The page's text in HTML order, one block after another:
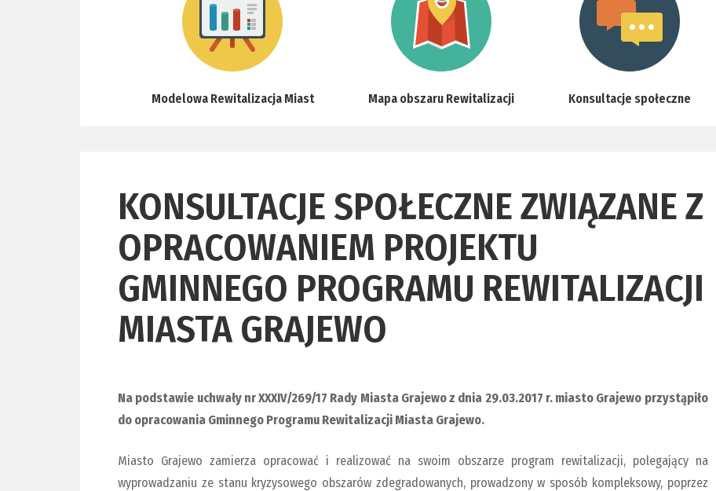
Modelowa Rewitalizacja Miast Mapa obszaru Rewitalizacji Konsultacje społeczne
KONSULTACJE SPOŁECZNE ZWIĄZANE Z
OPRACOWANIEM PROJEKTU
GMINNEGO PROGRAMU REWITALIZACJI
MIASTA GRAJEWO
Na podstawie uchwały nr XXXIV/269/17 Rady Miasta Grajewo z dnia 29.03.2017 r. miasto Grajewo przystąpiło
do opracowania Gminnego Programu Rewitalizacji Miasta Grajewo.
Miasto Grajewo zamierza opracować i realizować na swoim obszarze program rewitalizacji, polegający na
wyprowadzaniu ze stanu kryzysowego obszarów zdegradowanych, prowadzony w sposób kompleksowy, poprzez